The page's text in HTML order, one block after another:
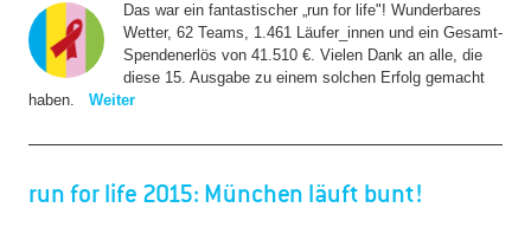
Das war ein fantastischer „run for life"! Wunderbares
Wetter, 62 Teams, 1.461 Läufer_innen und ein Gesamt-
Spendenerlös von 41.510 €. Vielen Dank an alle, die
diese 15. Ausgabe zu einem solchen Erfolg gemacht
haben.
Weiter
run for life 2015: München läuft bunt!